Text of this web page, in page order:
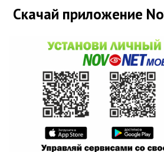
Скачай приложение